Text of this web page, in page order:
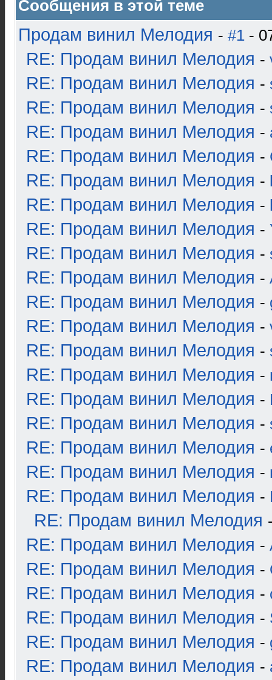
Сообщения в этой теме
Продам винил Мелодия - #1 -
RE: Продам винил Мелодия -
RE: Продам винил Мелодия -
RE: Продам винил Мелодия -
RE: Продам винил Мелодия -
RE: Продам винил Мелодия -
RE: Продам винил Мелодия -
RE: Продам винил Мелодия -
RE: Продам винил Мелодия -
RE: Продам винил Мелодия -
RE: Продам винил Мелодия -
RE: Продам винил Мелодия -
RE: Продам винил Мелодия -
RE: Продам винил Мелодия -
RE: Продам винил Мелодия -
RE: Продам винил Мелодия -
RE: Продам винил Мелодия -
RE: Продам винил Мелодия -
RE: Продам винил Мелодия -
RE: Продам винил Мелодия -
RE: Продам винил Мелодия
RE: Продам винил Мелодия -
RE: Продам винил Мелодия -
RE: Продам винил Мелодия -
RE: Продам винил Мелодия -
RE: Продам винил Мелодия -
RE: Продам винил Мелодия -